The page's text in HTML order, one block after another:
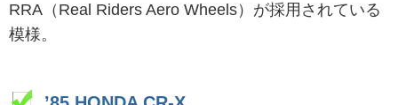
RRA（Real Riders Aero Wheels）が採用されている
模様。